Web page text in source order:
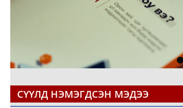
СҮҮЛД НЭМЭГДСЭН МЭДЭЭ